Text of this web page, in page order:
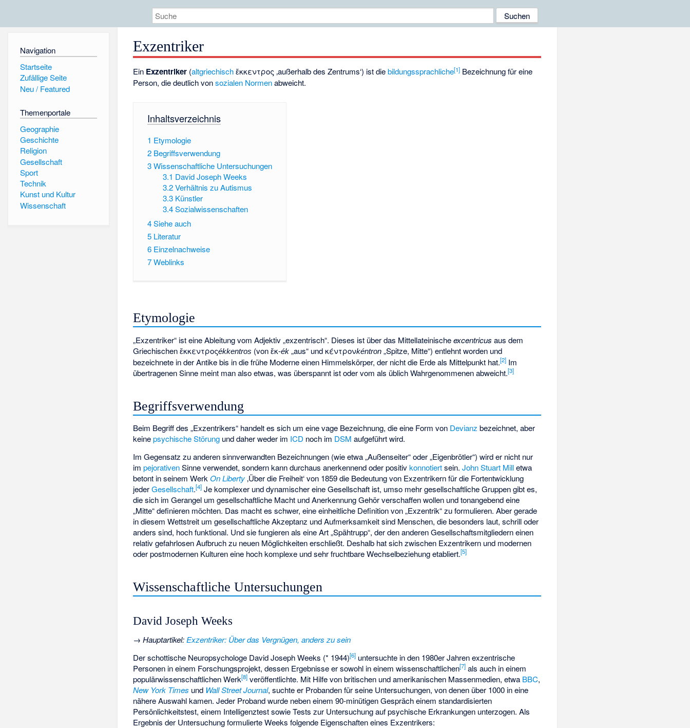
Navigation
Startseite
Zufällige Seite
Neu / Featured
Themenportale
Geographie
Geschichte
Religion
Gesellschaft
Sport
Technik
Kunst und Kultur
Wissenschaft
Exzentriker
Ein Exzentriker (altgriechisch ἔκκεντρος ‚außerhalb des Zentrums‘) ist diebildungssprachliche[1] Bezeichnung für eine
Person, die deutlich vonsozialen Normenabweicht.
Inhaltsverzeichnis
1 Etymologie
2 Begriffsverwendung
3Wissenschaftliche Untersuchungen
3.1 David Joseph Weeks
3.2 Verhältnis zu Autismus
3.3 Künstler
3.4 Sozialwissenschaften
4Siehe auch
5 Literatur
6 Einzelnachweise
7Weblinks
Etymologie
„Exzentriker“ ist eine Ableitung vom Adjektiv „exzentrisch“. Dieses ist über das Mittellateinischeexcentricus aus dem
Griechischenἔκκεντροςékkentros (vonἔκ-ék „aus“ undκέντρονkéntron „Spitze, Mitte“) entlehnt worden und
bezeichnete in der Antike bis in die frühe Moderne einen Himmelskörper, der nicht die Erde als Mittelpunkt hat.[2] Im
übertragenen Sinne meint man also etwas, was überspannt ist oder vom als üblich Wahrgenommenen abweicht.[3]
Begriffsverwendung
Beim Begriff des „Exzentrikers“ handelt es sich um eine vage Bezeichnung, die eine Form von Devianz bezeichnet, aber
keinepsychische Störung und daher weder im ICD noch im DSM aufgeführt wird.
Im Gegensatz zu anderen sinnverwandten Bezeichnungen (wie etwa „Außenseiter“ oder „Eigenbrötler“) wird er nicht nur
impejorativenSinne verwendet, sondern kann durchaus anerkennend oder positivkonnotiertsein.John Stuart Milletwa
betont in seinem WerkOn Liberty ‚Über die Freiheit‘von 1859 die Bedeutung von Exzentrikern für die Fortentwicklung
jederGesellschaft.[4] Je komplexer und dynamischer eine Gesellschaft ist, umso mehr gesellschaftliche Gruppen gibt es,
die sich im Gerangel um gesellschaftliche Macht und Anerkennung Gehör verschaffen wollen und tonangebend eine
„Mitte“ definieren möchten. Das macht es schwer, eine einheitliche Definition von „Exzentrik“ zu formulieren. Aber gerade
in diesem Wettstreit um gesellschaftliche Akzeptanz und Aufmerksamkeit sind Menschen, die besonders laut, schrill oder
anders sind, hoch funktional. Und sie fungieren als eine Art „Spähtrupp“, der den anderen Gesellschaftsmitgliedern einen
relativ gefahrlosen Aufbruch zu neuen Möglichkeiten erschließt. Deshalb hat sich zwischen Exzentrikern und modernen
oder postmodernen Kulturen eine hoch komplexe und sehr fruchtbare Wechselbeziehung etabliert.[5]
Wissenschaftliche Untersuchungen
David Joseph Weeks
→Hauptartikel:Exzentriker: Über das Vergnügen, anders zu sein
Der schottische Neuropsychologe David Joseph Weeks (* 1944)[6] untersuchte in den 1980er Jahren exzentrische
Personen in einem Forschungsprojekt, dessen Ergebnisse er sowohl in einem wissenschaftlichen[7] als auch in einem
populärwissenschaftlichen Werk[8] veröffentlichte. Mit Hilfe von britischen und amerikanischen Massenmedien, etwa BBC,
New York Times und Wall Street Journal, suchte er Probanden für seine Untersuchungen, von denen über 1000 in eine
nähere Auswahl kamen. Jeder Proband wurde neben einem 90-minütigen Gespräch einem standardisierten
Persönlichkeitstest, einem Intelligenztest sowie Tests zur Untersuchung auf psychische Erkrankungen unterzogen. Als
Ergebnis der Untersuchung formulierte Weeks folgende Eigenschaften eines Exzentrikers: